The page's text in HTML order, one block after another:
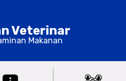
Veterinar
Makanan